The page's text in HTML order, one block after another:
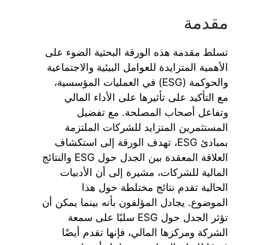
مقدمة
تسلط مقدمة هذه الورقة البحثية الضوء على
الأهمية المتزايدة للعوامل البيئية والاجتماعية
والحوكمة (ESG) في العمليات المؤسسية،
مع التأكيد على تأثيرها على الأداء المالي
وتفاعل أصحاب المصلحة. مع تفضيل
المستثمرين المتزايد للشركات الملتزمة
بمبادئ ESG، تهدف الورقة إلى استكشاف
العلاقة المعقدة بين الجدل حول ESG والنتائج
المالية للشركات، مشيرة إلى أن الأدبيات
الحالية تقدم نتائج مختلطة حول هذا
الموضوع. يجادل المؤلفون بأنه بينما يمكن أن
تؤثر الجدل حول ESG سلبًا على سمعة
الشركة ومركزها المالي، فإنها تقدم أيضًا